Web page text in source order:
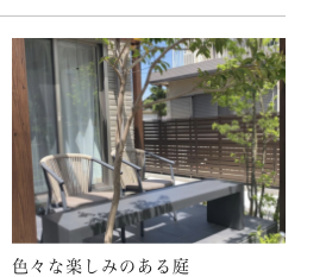
色々な楽しみのある庭